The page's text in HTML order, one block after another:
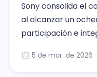
Sony consolida el
al alcanzar un
participación e
5 de mar. de 2026